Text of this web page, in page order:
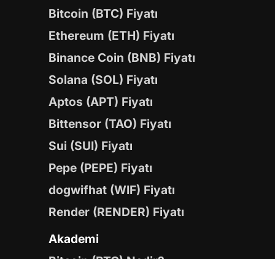
Bitcoin (BTC) Fiyatı
Ethereum (ETH) Fiyatı
Binance Coin (BNB) Fiyatı
Solana (SOL) Fiyatı
Aptos (APT) Fiyatı
Bittensor (TAO) Fiyatı
Sui (SUI) Fiyatı
Pepe (PEPE) Fiyatı
dogwifhat (WIF) Fiyatı
Render (RENDER) Fiyatı
Akademi